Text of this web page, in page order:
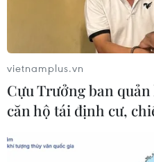
vietnamplus.vn
Cựu Trưởng ban
căn hộ tái định cư,